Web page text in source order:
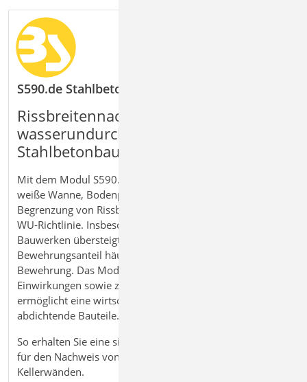
S590.de Stahlbeton-Rissbreitennachweis, weiße
Rissbreitennachweis für
wasserundurchlässige
Stahlbetonbauteile
Mit dem Modul S590.de Stahlbeton‑Rissbreitennachweis,
weiße Wanne, Bodenplatte führen Sie Nachweise zur
Begrenzung von Rissbreiten nach Eurocode 2 und
WU‑Richtlinie. Insbesondere bei wasserundurchlässigen
Bauwerken übersteigt der erforderliche
Bewehrungsanteil häufig die statisch notwendige
Bewehrung. Das Modul berücksichtigt maßgebende
Einwirkungen sowie zwangsmindernde Effekte und
ermöglicht eine wirtschaftliche Dimensionierung für
abdichtende Bauteile.
So erhalten Sie eine sichere und praxisgerechte Lösung
für den Nachweis von Rissbreiten in Bodenplatten und
Kellerwänden.